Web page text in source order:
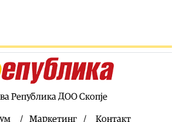
првачиња, помалку иднина:
веќе стигна до училишните
на западнонилска треска во
Република ДОО Скопје
Маркетинг Контакт